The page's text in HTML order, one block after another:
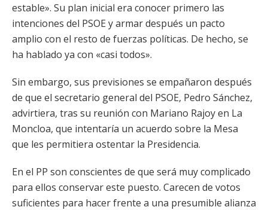
estable». Su plan inicial era conocer primero las
intenciones del PSOE y armar después un pacto
amplio con el resto de fuerzas políticas. De hecho, se
ha hablado ya con «casi todos».
Sin embargo, sus previsiones se empañaron después
de que el secretario general del PSOE, Pedro Sánchez,
advirtiera, tras su reunión con Mariano Rajoy en La
Moncloa, que intentaría un acuerdo sobre la Mesa
que les permitiera ostentar la Presidencia.
En el PP son conscientes de que será muy complicado
para ellos conservar este puesto. Carecen de votos
suficientes para hacer frente a una presumible alianza